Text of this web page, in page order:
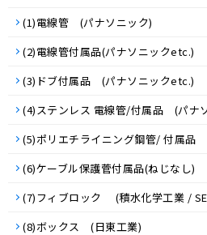
(1)電線管 (パナソニック)
(2)電線管付属品(パナソニックetc.)
(3)ドブ付属品 (パナソニックetc.)
(4)ステンレス 電線管/付属品 (パナ
(5)ポリエチライニング鋼管/ 付属品
(6)ケーブル保護菅付属品(ねじなし)
(7)フィブロック (積水化学工業 /
(8)ボックス (日東工業)